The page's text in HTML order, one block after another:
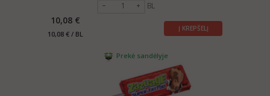
BL
10,08 €
10,08 € / BL
Į KREPŠELĮ
Prekė sandėlyje